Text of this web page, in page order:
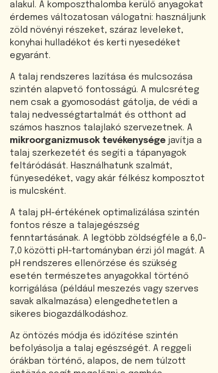
alakul. A komposzthalomba kerülő anyagokat
érdemes változatosan válogatni: használjunk
zöld növényi részeket, száraz leveleket,
konyhai hulladékot és kerti nyesedéket
egyaránt.
A talaj rendszeres lazítása és mulcsozása
szintén alapvető fontosságú. A mulcsréteg
nem csak a gyomosodást gátolja, de védi a
talaj nedvességtartalmát és otthont ad
számos hasznos talajlakó szervezetnek. A
mikroorganizmusok tevékenysége javítja a
talaj szerkezetét és segíti a tápanyagok
feltáródását. Használhatunk szalmát,
fűnyesedéket, vagy akár félkész komposztot
is mulcsként.
A talaj pH-értékének optimalizálása szintén
fontos része a talajegészség
fenntartásának. A legtöbb zöldségféle a 6,0-
7,0 közötti pH-tartományban érzi jól magát. A
pH rendszeres ellenőrzése és szükség
esetén természetes anyagokkal történő
korrigálása (például meszezés vagy szerves
savak alkalmazása) elengedhetetlen a
sikeres biogazdálkodáshoz.
Az öntözés módja és időzítése szintén
befolyásolja a talaj egészségét. A reggeli
órákban történő, alapos, de nem túlzott